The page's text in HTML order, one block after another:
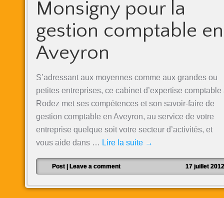
Monsigny pour la
gestion comptable en
Aveyron
S’adressant aux moyennes comme aux grandes ou
petites entreprises, ce cabinet d’expertise comptable
Rodez met ses compétences et son savoir-faire de
gestion comptable en Aveyron, au service de votre
entreprise quelque soit votre secteur d’activités, et
vous aide dans … Lire la suite →
Post Leave a comment 17 juillet 2012